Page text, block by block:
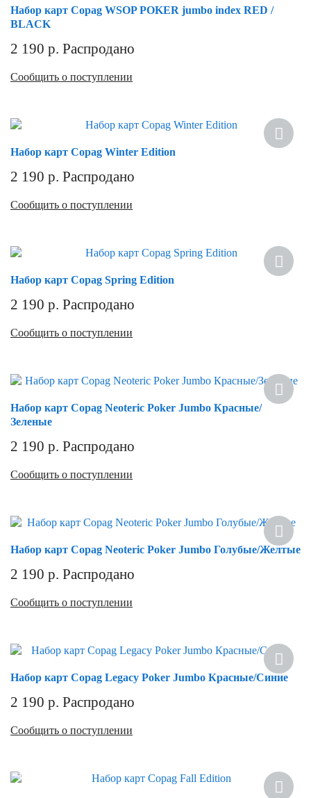
Набор карт Copag WSOP POKER jumbo index RED /
BLACK
2 190 р. Распродано
Сообщить о поступлении
Набор карт Copag Winter Edition
2 190 р. Распродано
Сообщить о поступлении
Набор карт Copag Spring Edition
2 190 р. Распродано
Сообщить о поступлении
Набор карт Copag Neoteric Poker Jumbo Красные/
Зеленые
2 190 р. Распродано
Сообщить о поступлении
Набор карт Copag Neoteric Poker Jumbo Голубые/Желтые
2 190 р. Распродано
Сообщить о поступлении
Набор карт Copag Legacy Poker Jumbo Красные/Синие
2 190 р. Распродано
Сообщить о поступлении
Хит